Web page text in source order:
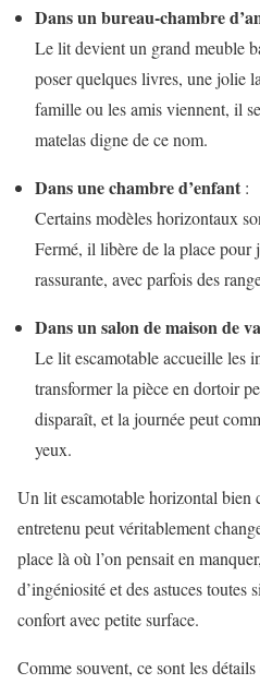
Dans un bureau-chambre
Le lit devient un grand meuble
poser quelques livres, une jolie
famille ou les amis viennent, il
matelas digne de ce nom.
Dans une chambre d’enfant :
Certains modèles horizontaux
Fermé, il libère de la place pour
rassurante, avec parfois des
Dans un salon de maison de
Le lit escamotable accueille les
transformer la pièce en dortoir
disparaît, et la journée peut
yeux.
Un lit escamotable horizontal bien
entretenu peut véritablement
place là où l’on pensait en
d’ingéniosité et des astuces
confort avec petite surface.
Comme souvent, ce sont les